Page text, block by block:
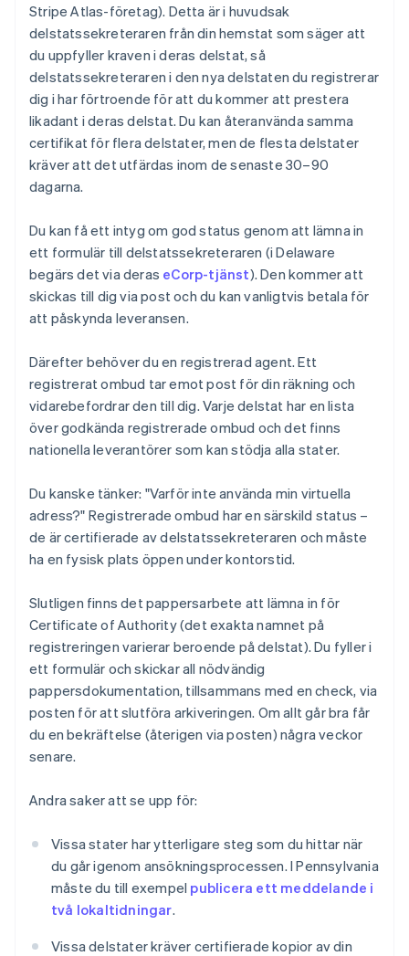
Stripe Atlas-företag). Detta är i huvudsak
delstatssekreteraren från din hemstat som säger att
du uppfyller kraven i deras delstat, så
delstatssekreteraren i den nya delstaten du registrerar
dig i har förtroende för att du kommer att prestera
likadant i deras delstat. Du kan återanvända samma
certifikat för flera delstater, men de flesta delstater
kräver att det utfärdas inom de senaste 30–90
dagarna.
Du kan få ett intyg om god status genom att lämna in
ett formulär till delstatssekreteraren (i Delaware
begärs det via deras eCorp-tjänst). Den kommer att
skickas till dig via post och du kan vanligtvis betala för
att påskynda leveransen.
Därefter behöver du en registrerad agent. Ett
registrerat ombud tar emot post för din räkning och
vidarebefordrar den till dig. Varje delstat har en lista
över godkända registrerade ombud och det finns
nationella leverantörer som kan stödja alla stater.
Du kanske tänker: "Varför inte använda min virtuella
adress?" Registrerade ombud har en särskild status –
de är certifierade av delstatssekreteraren och måste
ha en fysisk plats öppen under kontorstid.
Slutligen finns det pappersarbete att lämna in för
Certificate of Authority (det exakta namnet på
registreringen varierar beroende på delstat). Du fyller i
ett formulär och skickar all nödvändig
pappersdokumentation, tillsammans med en check, via
posten för att slutföra arkiveringen. Om allt går bra får
du en bekräftelse (återigen via posten) några veckor
senare.
Andra saker att se upp för:
Vissa stater har ytterligare steg som du hittar när
du går igenom ansökningsprocessen. I Pennsylvania
måste du till exempel publicera ett meddelande i
två lokaltidningar.
Vissa delstater kräver certifierade kopior av din